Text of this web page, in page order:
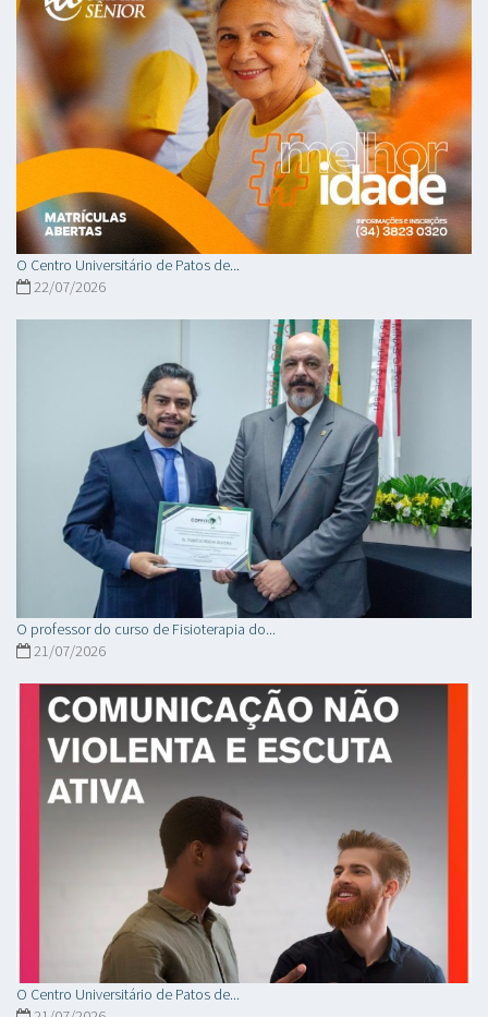
O Centro Universitário de Patos de...
22/07/2026
O professor do curso de Fisioterapia do...
21/07/2026
O Centro Universitário de Patos de...